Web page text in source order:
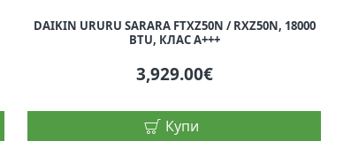
DAIKIN URURU SARARA FTXZ50N / RXZ50N, 18000
BTU, КЛАС A+++
3,929.00€
Купи